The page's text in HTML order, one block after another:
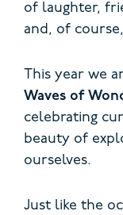
of laughter,
and, of
This year we
Waves of
celebrating
beauty of
ourselves.
Just like the